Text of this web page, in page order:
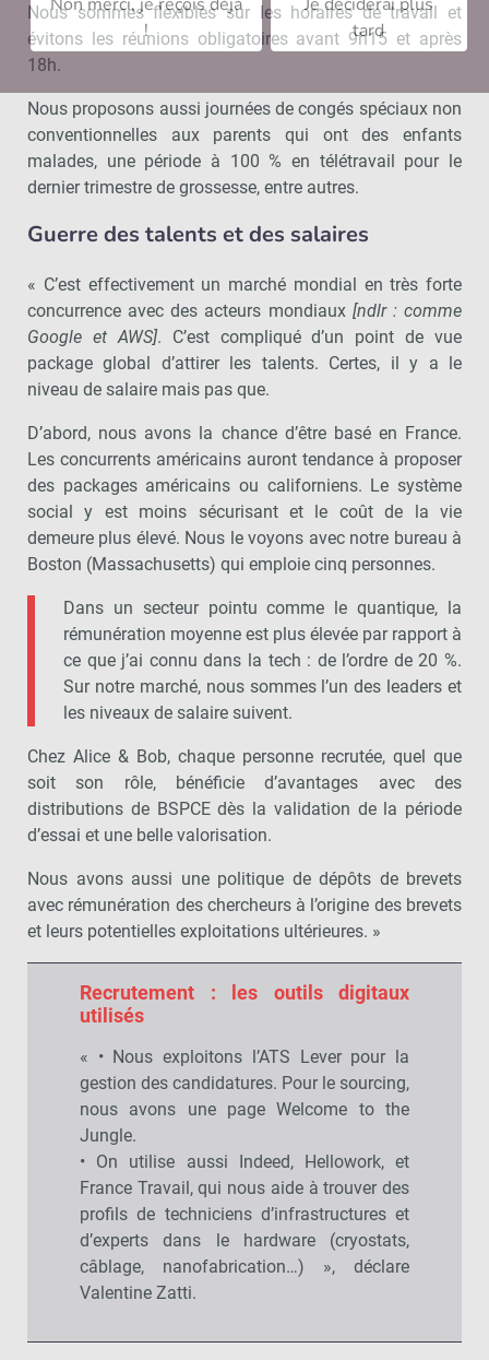
Nous sommes flexibles sur les horaires de travail et
évitons les réunions obligatoires avant 9h15 et après
18h.
Nous proposons aussi journées de congés spéciaux non
conventionnelles aux parents qui ont des enfants
malades, une période à 100 % en télétravail pour le
dernier trimestre de grossesse, entre autres.
Guerre des talents et des salaires
« C’est effectivement un marché mondial en très forte
concurrence avec des acteurs mondiaux[ndlr : comme
Google et AWS]. C’est compliqué d’un point de vue
package global d’attirer les talents. Certes, il y a le
niveau de salaire mais pas que.
D’abord, nous avons la chance d’être basé en France.
Les concurrents américains auront tendance à proposer
des packages américains ou californiens. Le système
social y est moins sécurisant et le coût de la vie
demeure plus élevé. Nous le voyons avec notre bureau à
Boston (Massachusetts) qui emploie cinq personnes.
Dans un secteur pointu comme le quantique, la
rémunération moyenne est plus élevée par rapport à
ce que j’ai connu dans la tech : de l’ordre de 20 %.
Sur notre marché, nous sommes l’un des leaders et
les niveaux de salaire suivent.
Chez Alice & Bob, chaque personne recrutée, quel que
soit son rôle, bénéficie d’avantages avec des
distributions de BSPCE dès la validation de la période
d’essai et une belle valorisation.
Nous avons aussi une politique de dépôts de brevets
avec rémunération des chercheurs à l’origine des brevets
et leurs potentielles exploitations ultérieures. »
Recrutement : les outils digitaux
utilisés
« • Nous exploitons l’ATS Lever pour la
gestion des candidatures. Pour le sourcing,
nous avons une page Welcome to the
Jungle.
• On utilise aussi Indeed, Hellowork, et
France Travail, qui nous aide à trouver des
profils de techniciens d’infrastructures et
d’experts dans le hardware (cryostats,
câblage, nanofabrication…) », déclare
Valentine Zatti.
!
tard